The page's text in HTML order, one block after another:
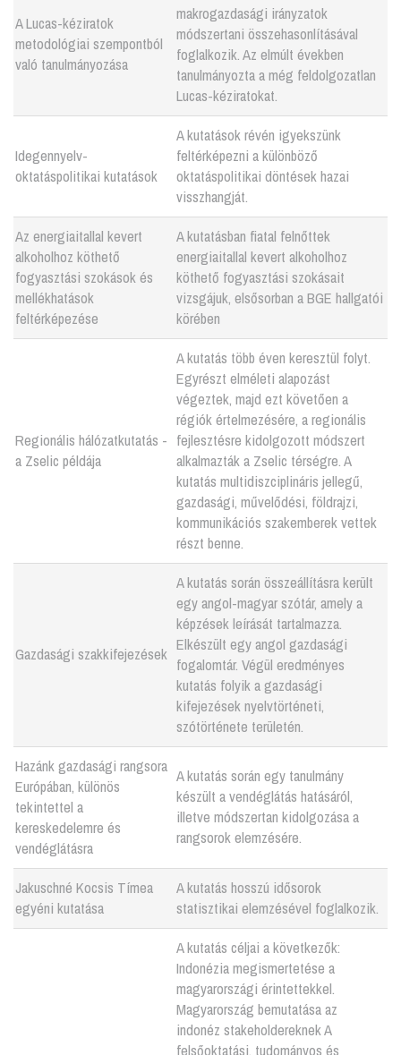
A Lucas-kéziratok
metodológiai szempontból
való tanulmányozása
makrogazdasági irányzatok
módszertani összehasonlításával
foglalkozik. Az elmúlt években
tanulmányozta a még feldolgozatlan
Lucas-kéziratokat.
Idegennyelv-
oktatáspolitikai kutatások
A kutatások révén igyekszünk
feltérképezni a különböző
oktatáspolitikai döntések hazai
visszhangját.
Az energiaitallal kevert
alkoholhoz köthető
fogyasztási szokások és
mellékhatások
feltérképezése
A kutatásban fiatal felnőttek
energiaitallal kevert alkoholhoz
köthető fogyasztási szokásait
vizsgájuk, elsősorban a BGE hallgatói
körében
Regionális hálózatkutatás -
a Zselic példája
A kutatás több éven keresztül folyt.
Egyrészt elméleti alapozást
végeztek, majd ezt követően a
régiók értelmezésére, a regionális
fejlesztésre kidolgozott módszert
alkalmazták a Zselic térségre. A
kutatás multidiszciplináris jellegű,
gazdasági, művelődési, földrajzi,
kommunikációs szakemberek vettek
részt benne.
Gazdasági szakkifejezések
A kutatás során összeállításra került
egy angol-magyar szótár, amely a
képzések leírását tartalmazza.
Elkészült egy angol gazdasági
fogalomtár. Végül eredményes
kutatás folyik a gazdasági
kifejezések nyelvtörténeti,
szótörténete területén.
Hazánk gazdasági rangsora
Európában, különös
tekintettel a
kereskedelemre és
vendéglátásra
A kutatás során egy tanulmány
készült a vendéglátás hatásáról,
illetve módszertan kidolgozása a
rangsorok elemzésére.
Jakuschné Kocsis Tímea
egyéni kutatása
A kutatás hosszú idősorok
statisztikai elemzésével foglalkozik.
A kutatás céljai a következők:
Indonézia megismertetése a
magyarországi érintettekkel.
Magyarország bemutatása az
indonéz stakeholdereknek A
felsőoktatási, tudományos és